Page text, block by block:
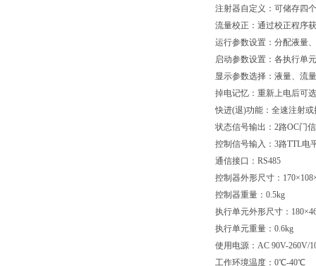
注射器自定义：可储存四
流量校正：通过校正程序
运行参数设置：分配液量
启动参数设置：各执行单
显示参数选择：液量、流
掉电记忆：重新上电后可
快进(退)功能：全速注射或
状态信号输出：2路OC门
控制信号输入：3路TTL电
通信接口：RS485
控制器外形尺寸：
控制器重量：0.5kg
执行单元外形尺寸：
执行单元重量：0.6kg
使用电源：AC 90V-260V/
工作环境温度：0℃-40℃